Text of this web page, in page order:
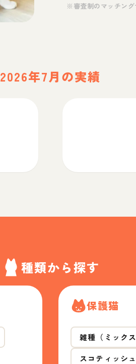
※審査制のマッチング
2026年7月の実績
種類から探す
保護猫
雑種（ミックス
スコティッシ